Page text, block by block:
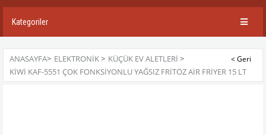
Kategoriler
ANASAYFA> ELEKTRONİK> KÜÇÜK EV ALETLERİ >
KIWI KAF-5551 ÇOK FONKSIYONLU YAĞSIZ FRITÖZ AIR FRIYER 15 LT